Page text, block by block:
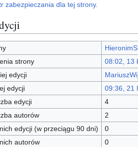
zabezpieczania dla tej strony.
strony
08:02, 13
edycji
edycji
09:36, 21
edycji
4
autorów
2
edycji (w przeciągu 90 dni)
0
autorów
0